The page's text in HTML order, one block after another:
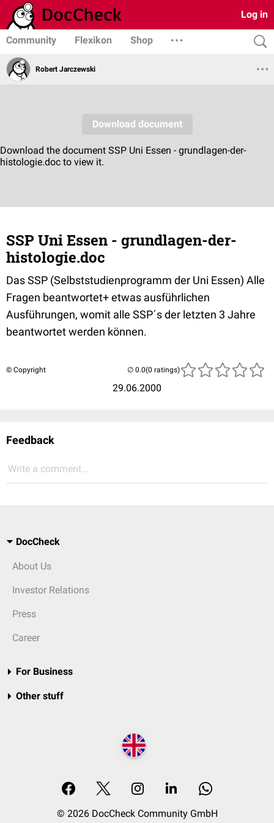
Log in
Community Flexikon Shop
Robert Jarczewski
SSP Uni Essen - grundlagen-der-
histologie.doc
Das SSP (Selbststudienprogramm der Uni Essen) Alle
Fragen beantwortet+ etwas ausführlichen
Ausführungen, womit alle SSP´s der letzten 3 Jahre
beantwortet werden können.
© Copyright
29.06.2000
(0 ratings)
Feedback
Write a comment...
DocCheck
About Us
Investor Relations
Press
Career
For Business
Other stuff
© 2026 DocCheck Community GmbH